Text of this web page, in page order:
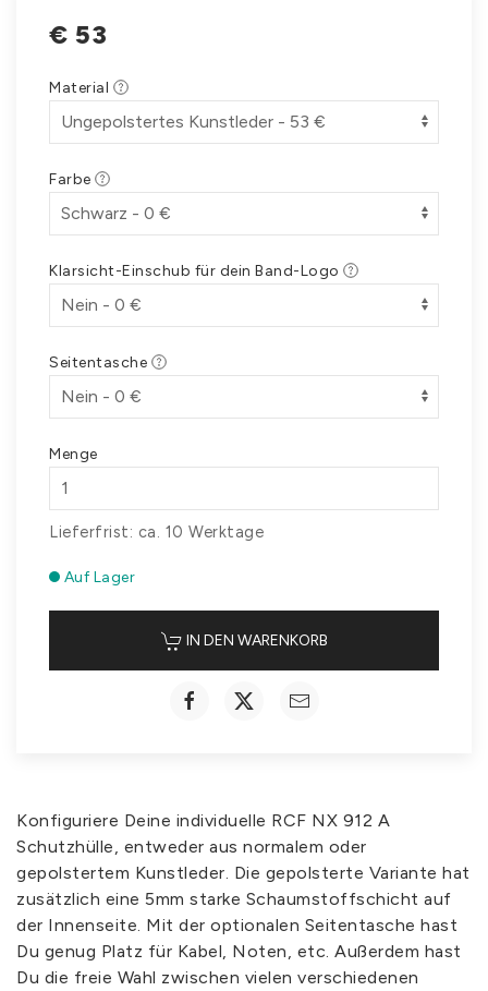
€ 53
Material
Farbe
Klarsicht-Einschub für dein Band-Logo
Seitentasche
Menge
Lieferfrist: ca. 10 Werktage
Auf Lager
IN DEN WARENKORB
Konfiguriere Deine individuelle RCF NX 912 A
Schutzhülle, entweder aus normalem oder
gepolstertem Kunstleder. Die gepolsterte Variante hat
zusätzlich eine 5mm starke Schaumstoffschicht auf
der Innenseite. Mit der optionalen Seitentasche hast
Du genug Platz für Kabel, Noten, etc. Außerdem hast
Du die freie Wahl zwischen vielen verschiedenen